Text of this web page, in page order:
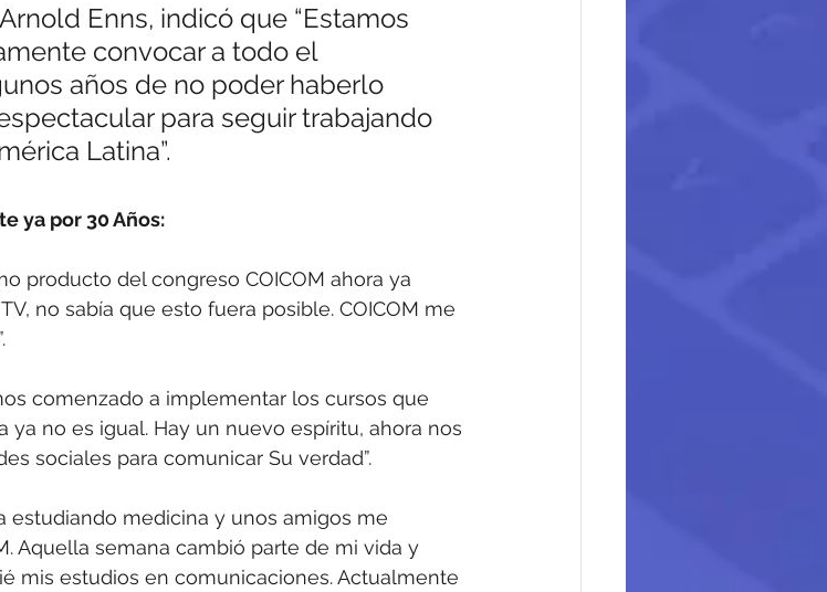
Enns, indicó que “Estamos
convocar a todo el
años de no poder haberlo
para seguir trabajando
Latina”.
ya por 30 Años:
producto del congreso COICOM ahora ya
no sabía que esto fuera posible. COICOM me
comenzado a implementar los cursos que
ya no es igual. Hay un nuevo espíritu, ahora nos
sociales para comunicar Su verdad”.
estudiando medicina y unos amigos me
Aquella semana cambió parte de mi vida y
mis estudios en comunicaciones. Actualmente